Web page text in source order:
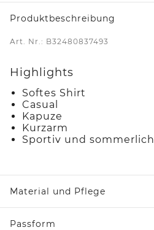
Produktbeschreibung
Art. Nr.: B32480837493
Highlights
Softes Shirt
Casual
Kapuze
Kurzarm
Sportiv und sommerlich
Material und Pflege
Passform